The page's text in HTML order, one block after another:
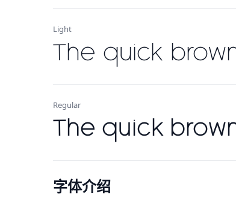
Light
The quick
Regular
The quick
字体介绍